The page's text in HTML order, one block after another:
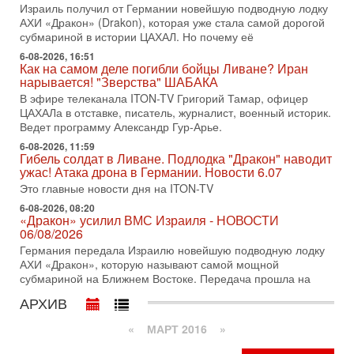
молчат Трамп и Нетаньяху?
Недавний визит премьер-министра Израиля Биньямина
Нетаньяху в США и его встреча с Дональдом Трампом
оставили больше вопросов, чем ответов. Полная
31-07-2026, 15:18
Иран готовит покушение на Нетаниягу! Трамп не
хочет эскалации, но КСИР готовит взрыв!
В эфире телеканала ITON-TV СЕРГЕЙ МИГДАЛЬ, эксперт
по вопросам безопасности, офицер запаса
Международного управления полиции Израиля, автор
31-07-2026, 09:02
Битва за разоружение ХАМАСа - НОВОСТИ
31/07/2026
Сегодня президент США Дональд Трамп заявил о
достижении исторического соглашения о полном
разоружении ХАМАСа и других вооруженных группировок в
30-07-2026, 17:59
Иран доведет Трампа до крайних мер? Разбор и
оценка от военного обозревателя Давида Шарпа
Ситуация вокруг противостояния Ирана и США накаляется
с каждым днем. Почему Трамп в самый последний момент
Израиль получил от Германии новейшую подводную лодку
АХИ «Дракон» (Drakon), которая уже стала самой дорогой
субмариной в истории ЦАХАЛ. Но почему её
6-08-2026, 16:51
Как на самом деле погибли бойцы Ливане? Иран
нарывается! "Зверства" ШАБАКА
В эфире телеканала ITON-TV Григорий Тамар, офицер
ЦАХАЛа в отставке, писатель, журналист, военный историк.
Ведет программу Александр Гур-Арье.
6-08-2026, 11:59
Гибель солдат в Ливане. Подлодка "Дракон" наводит
ужас! Атака дрона в Германии. Новости 6.07
Это главные новости дня на ITON-TV
6-08-2026, 08:20
«Дракон» усилил ВМС Израиля - НОВОСТИ
06/08/2026
Германия передала Израилю новейшую подводную лодку
АХИ «Дракон», которую называют самой мощной
субмариной на Ближнем Востоке. Передача прошла на
АРХИВ
« МАРТ 2016 »